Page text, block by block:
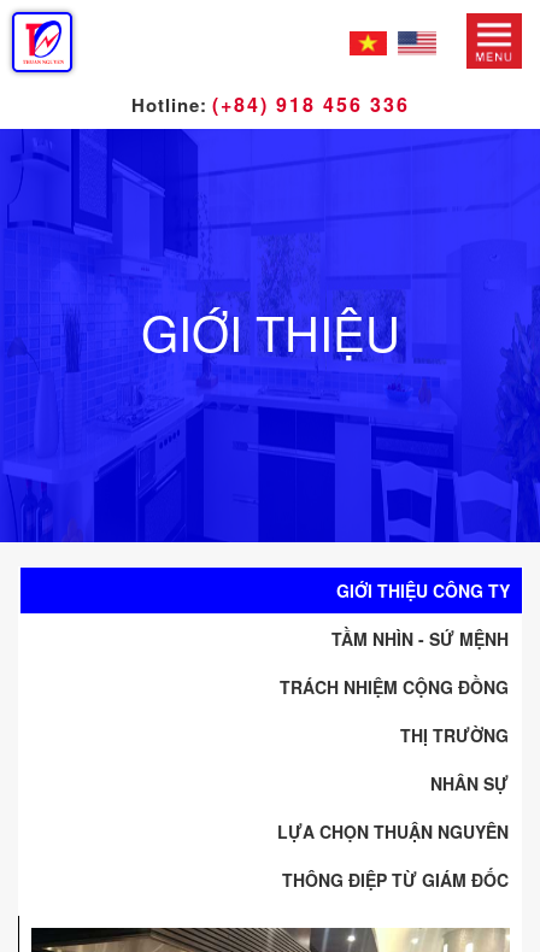
Hotline: (+84) 918 456 336
GIỚI THIỆU
GIỚI THIỆU CÔNG TY
TẦM NHÌN - SỨ MỆNH
TRÁCH NHIỆM CỘNG ĐỒNG
THỊ TRƯỜNG
NHÂN SỰ
LỰA CHỌN THUẬN NGUYÊN
THÔNG ĐIỆP TỪ GIÁM ĐỐC